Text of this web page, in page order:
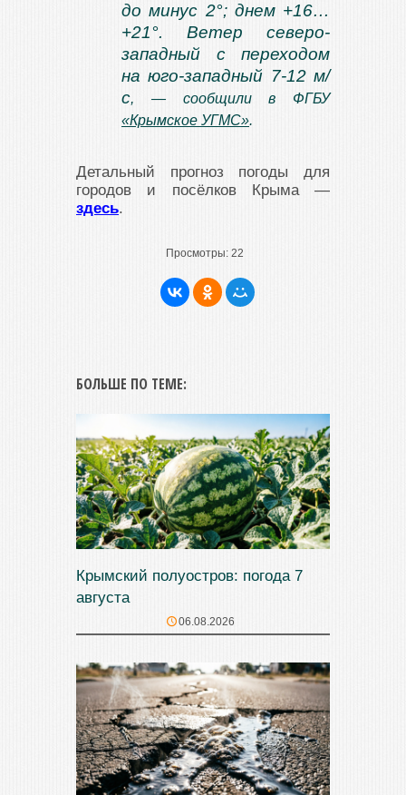
до минус 2°; днем +16…
+21°. Ветер северо-
западный с переходом
на юго-западный 7-12 м/
с, — сообщили в ФГБУ
«Крымское УГМС».
Детальный прогноз погоды для
городов и посёлков Крыма —
здесь.
Просмотры: 22
БОЛЬШЕ ПО ТЕМЕ:
Крымский полуостров: погода 7
августа
06.08.2026